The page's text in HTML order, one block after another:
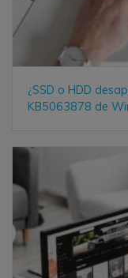
¿SSD o HDD
KB5063878 de